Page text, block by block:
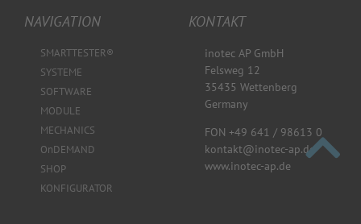
NAVIGATION
SMARTTESTER®
SYSTEME
SOFTWARE
MODULE
MECHANICS
OnDEMAND
SHOP
KONFIGURATOR
KONTAKT
inotec AP GmbH
Felsweg 12
35435 Wettenberg
Germany
FON +49 641 / 98613 0
kontakt@inotec-ap.de
www.inotec-ap.de